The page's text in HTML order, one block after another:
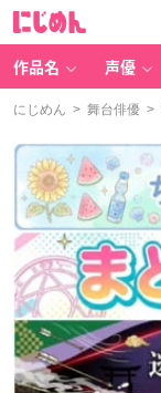
作品名 声優
にじめん > 舞台俳優 >